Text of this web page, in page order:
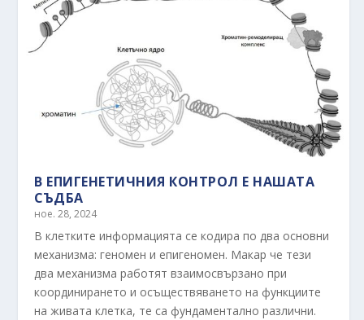
В ЕПИГЕНЕТИЧНИЯ КОНТРОЛ Е НАШАТА
СЪДБА
ное. 28, 2024
В клетките информацията се кодира по два основни
механизма: геномен и епигеномен. Макар че тези
два механизма работят взаимосвързано при
координирането и осъществяването на функциите
на живата клетка, те са фундаментално различни.